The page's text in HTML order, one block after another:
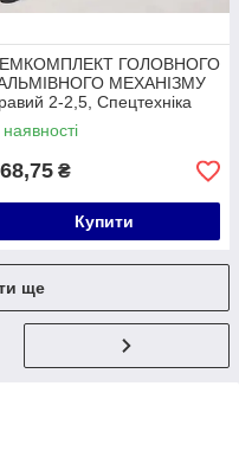
ГОЛОВНОГО
МЕХАНІЗМУ
2-2,5, Спецтехніка
₴
Купити
ще